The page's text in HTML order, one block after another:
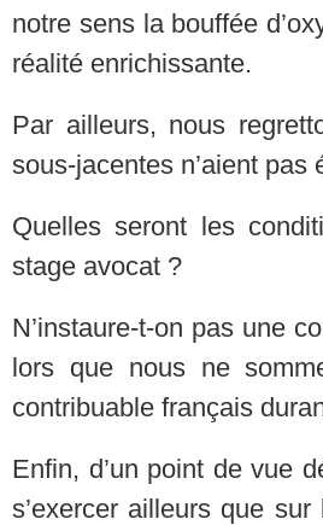
notre sens la bouffée
réalité enrichissante.
Par ailleurs, nous
sous-jacentes n’aient pas
Quelles seront les
stage avocat ?
N’instaure-t-on pas une
lors que nous ne
contribuable français
Enfin, d’un point de vue
s’exercer ailleurs que